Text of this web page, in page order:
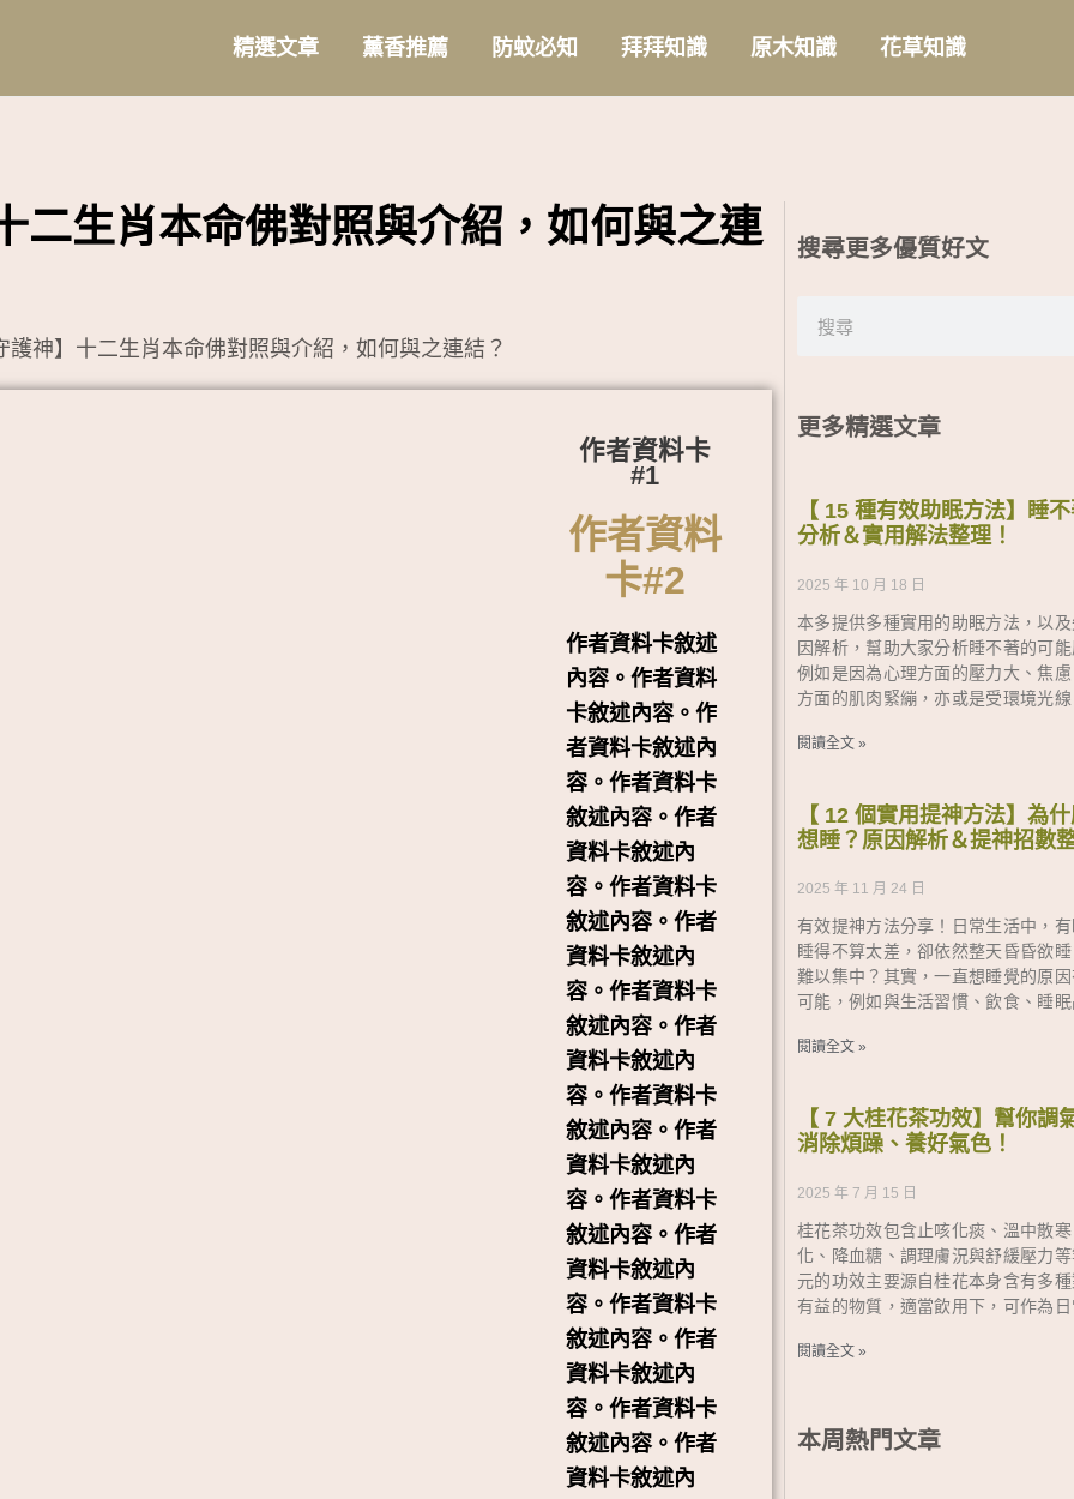
精選文章 薰香推薦 防蚊必知 拜拜知識 原木知識 花草知識
二生肖本命佛對照與介紹，如何與之連
作者資料卡
#1
作者資料
卡#2
作者資料卡敘述
內容。作者資料
卡敘述內容。作
者資料卡敘述內
容。作者資料卡
敘述內容。作者
資料卡敘述內
容。作者資料卡
敘述內容。作者
資料卡敘述內
容。作者資料卡
敘述內容。作者
資料卡敘述內
容。作者資料卡
敘述內容。作者
資料卡敘述內
容。作者資料卡
敘述內容。作者
資料卡敘述內
容。作者資料卡
敘述內容。作者
資料卡敘述內
容。作者資料卡
敘述內容。作者
資料卡敘述內
搜尋更多優質好文
更多精選文章
【 15 種有效助眠方法】睡
分析＆實用解法整理！
2025 年 10 月 18 日
本多提供多種實用的助眠方法，以
因解析，幫助大家分析睡不著的可
例如是因為心理方面的壓力大、焦
方面的肌肉緊繃，亦或是受環境光
閱讀全文 »
【 12 個實用提神方法】為
想睡？原因解析＆提神招數
2025 年 11 月 24 日
有效提神方法分享！日常生活中，
睡得不算太差，卻依然整天昏昏欲
難以集中？其實，一直想睡覺的原
可能，例如與生活習慣、飲食、睡
閱讀全文 »
【 7 大桂花茶功效】幫你調
消除煩躁、養好氣色！
2025 年 7 月 15 日
桂花茶功效包含止咳化痰、溫中散
化、降血糖、調理膚況與舒緩壓力
元的功效主要源自桂花本身含有多
有益的物質，適當飲用下，可作為
閱讀全文 »
本周熱門文章